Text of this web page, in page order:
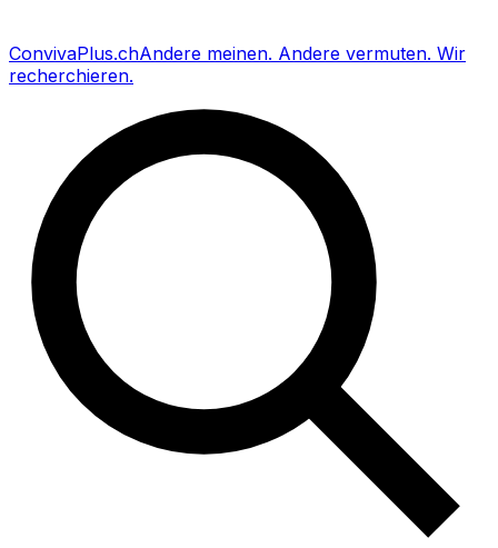
ConvivaPlus.chAndere meinen. Andere vermuten. Wir
recherchieren.